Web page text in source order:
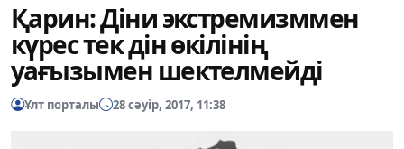
Қарин: Діни экстремизммен
күрес тек дін өкілінің
уағызымен шектелмейді
Ұлт порталы 28 сәуір, 2017, 11:38